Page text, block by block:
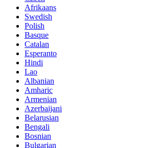
Afrikaans
Swedish
Polish
Basque
Catalan
Esperanto
Hindi
Lao
Albanian
Amharic
Armenian
Azerbaijani
Belarusian
Bengali
Bosnian
Bulgarian